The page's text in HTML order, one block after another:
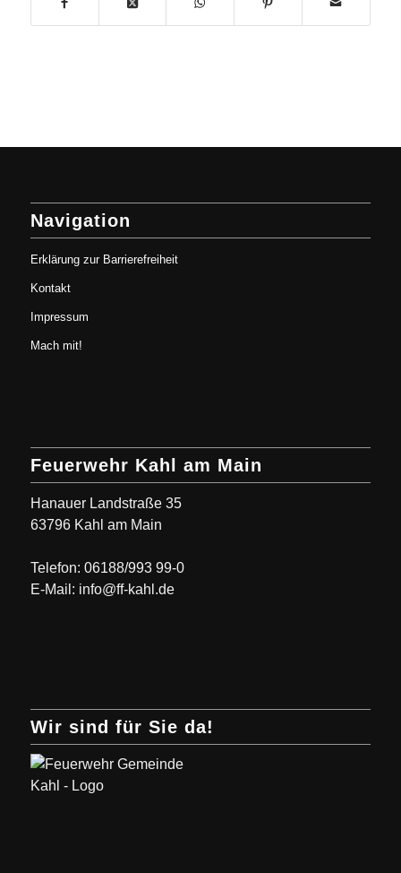
Navigation
Erklärung zur Barrierefreiheit
Kontakt
Impressum
Mach mit!
Feuerwehr Kahl am Main
Hanauer Landstraße 35
63796 Kahl am Main
Telefon: 06188/993 99-0
E-Mail: info@ff-kahl.de
Wir sind für Sie da!